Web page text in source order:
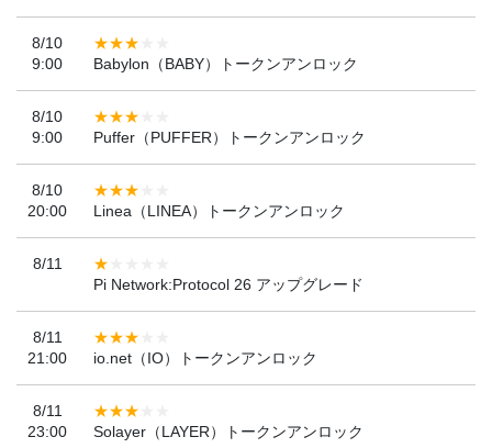
8/10
9:00
Babylon（BABY）トークンアンロック
8/10
9:00
Puffer（PUFFER）トークンアンロック
8/10
20:00
Linea（LINEA）トークンアンロック
8/11
Pi Network:Protocol 26 アップグレード
8/11
21:00
io.net（IO）トークンアンロック
8/11
23:00
Solayer（LAYER）トークンアンロック